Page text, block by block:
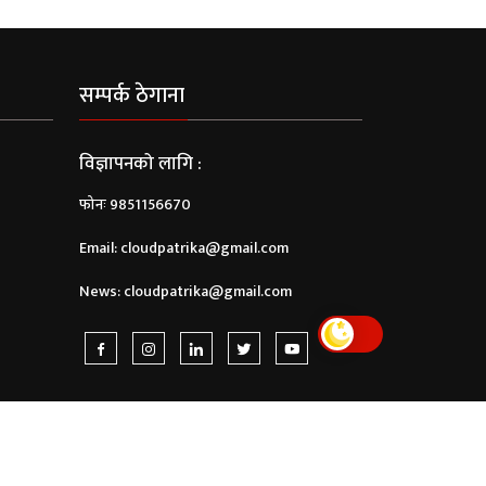
सम्पर्क ठेगाना
विज्ञापनको लागि :
फोनः 9851156670
Email:cloudpatrika@gmail.com
News:cloudpatrika@gmail.com